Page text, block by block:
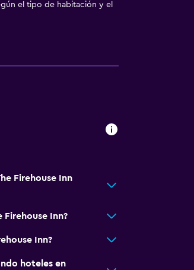
el tipo de habitación y el
Firehouse Inn
Firehouse Inn?
Inn?
hoteles en